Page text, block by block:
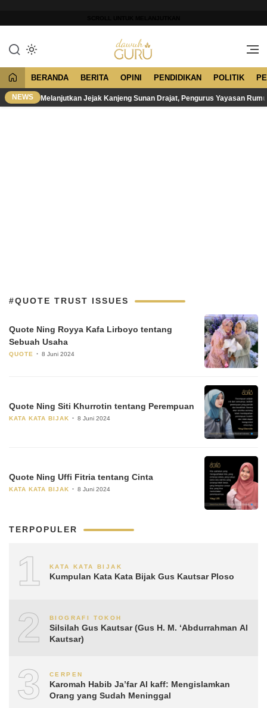
konten
Dawuh Guru
Merawat Tradisi, Membangun
BERANDA BERITA OPINI PENDIDIKAN POLITIK
NEWS Melanjutkan Jejak Kanjeng Sunan Drajat, Pengurus Yayasan
#QUOTE TRUST ISSUES
Quote Ning Royya Kafa Lirboyo tentang
Sebuah Usaha
QUOTE 8 Juni 2024
Quote Ning Siti Khurrotin tentang Perempuan
KATA KATA BIJAK 8 Juni 2024
Quote Ning Uffi Fitria tentang Cinta
KATA KATA BIJAK 8 Juni 2024
TERPOPULER
1 KATA KATA BIJAK
Kumpulan Kata Kata Bijak Gus Kautsar Ploso
2 BIOGRAFI TOKOH
Silsilah Gus Kautsar (Gus H. M. ‘Abdurrahman Al
Kautsar)
3 CERPEN
Karomah Habib Ja’far Al kaff: Mengislamkan
Orang yang Sudah Meninggal